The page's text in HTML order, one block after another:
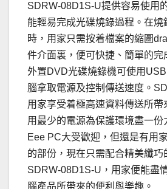
SDRW-08D1S-U提供容易使用
能輕易完成光碟燒錄過程。在燒
時，用家只需按着檔案的縮圖
件介面裏，便可快捷、簡單的完
外置DVD光碟燒錄機可使用
腦拿取電源及控制傳送速度。
用家享受着極高速資料傳送所帶
用最少的電源為保護環境盡一
Eee PC大受歡迎，但還是有用
的部份，現在只需配合精美纖巧
SDRW-08D1S-U，用家便能盡
腦產品所帶來的便利與樂趣。